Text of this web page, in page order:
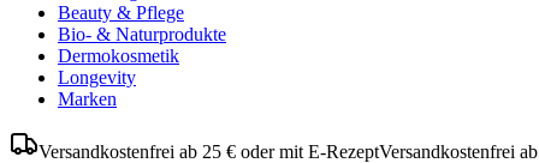
Beauty & Pflege
Bio- & Naturprodukte
Dermokosmetik
Longevity
Marken
Versandkostenfrei ab 25 € oder mit E-RezeptVersandkostenfrei